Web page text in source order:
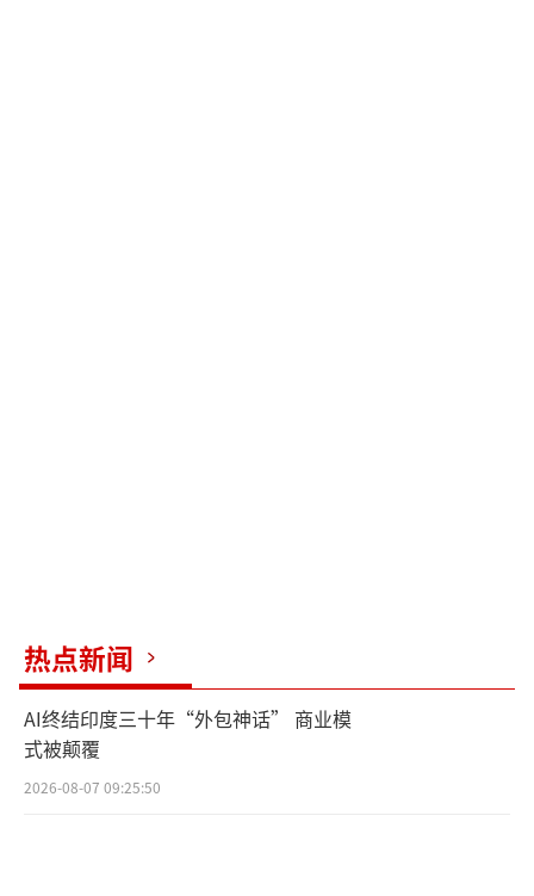
热点新闻
AI终结印度三十年“外包神话” 商业模
式被颠覆
2026-08-07 09:25:50